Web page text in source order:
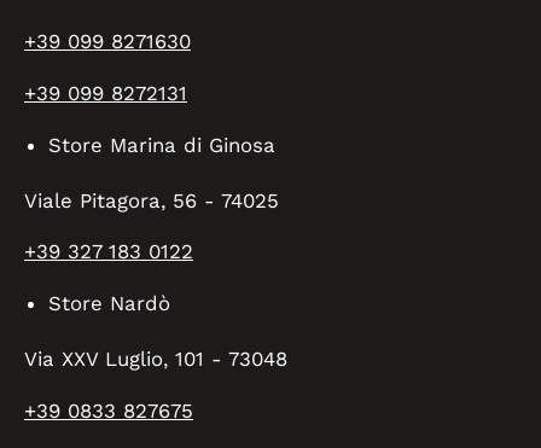
+39 099 8271630
+39 099 8272131
Store Marina di Ginosa
Viale Pitagora, 56 - 74025
+39 327 183 0122
Store Nardò
Via XXV Luglio, 101 - 73048
+39 0833 827675